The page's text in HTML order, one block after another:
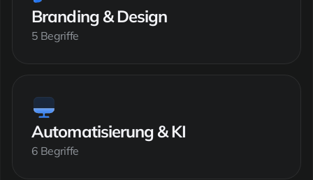
Branding & Design
5 Begriffe
Automatisierung & KI
6 Begriffe